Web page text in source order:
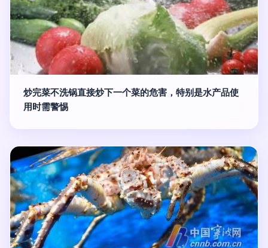
炒完菜不洗锅直接炒下一个菜的危害，特别是水产品使
用时需警惕